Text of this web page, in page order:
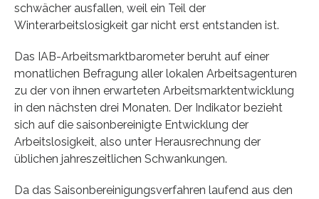
schwächer ausfallen, weil ein Teil der
Winterarbeitslosigkeit gar nicht erst entstanden ist.
Das IAB-Arbeitsmarktbarometer beruht auf einer
monatlichen Befragung aller lokalen Arbeitsagenturen
zu der von ihnen erwarteten Arbeitsmarktentwicklung
in den nächsten drei Monaten. Der Indikator bezieht
sich auf die saisonbereinigte Entwicklung der
Arbeitslosigkeit, also unter Herausrechnung der
üblichen jahreszeitlichen Schwankungen.
Da das Saisonbereinigungsverfahren laufend aus den